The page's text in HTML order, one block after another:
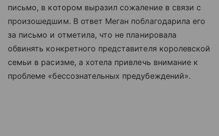
письмо, в котором выразил сожаление в связи с
произошедшим. В ответ Меган поблагодарила его
за письмо и отметила, что не планировала
обвинять конкретного представителя королевской
семьи в расизме, а хотела привлечь внимание к
проблеме «бессознательных предубеждений».